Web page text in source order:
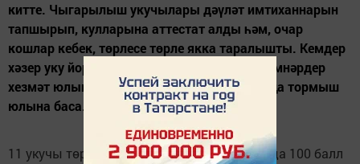
китте. Чыгарылыш укучылары дәүләт имтиханнарын
тапшырып, кулларына аттестат алды һәм, очар
кошлар кебек, төрлесе төрле якка таралышты. Кемдер
хәзер уку йортларының ишекләрен ачса, кемнәрдер
хезмәт юлын сайлый. Кыскасы, һәммәсе яңа тормыш
юлына баса. Хәзер...
11 укучы төрле фәннәр буенча имтиханнарда 100 балл